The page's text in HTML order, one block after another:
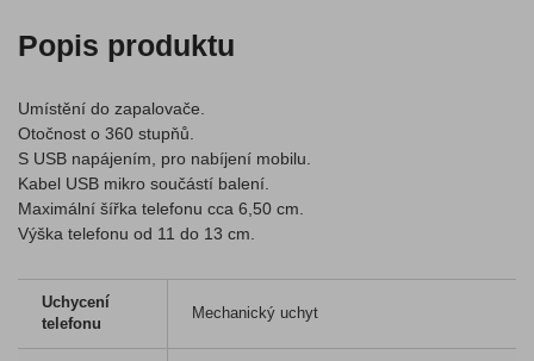
Popis produktu
Umístění do zapalovače.
Otočnost o 360 stupňů.
S USB napájením, pro nabíjení mobilu.
Kabel USB mikro součástí balení.
Maximální šířka telefonu cca 6,50 cm.
Výška telefonu od 11 do 13 cm.
Uchycení
telefonu
Mechanický uchyt